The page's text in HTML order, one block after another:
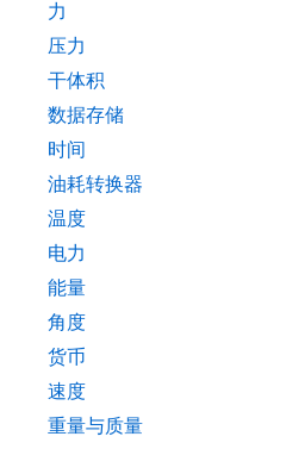
力
压力
干体积
数据存储
时间
油耗转换器
温度
电力
能量
角度
货币
速度
重量与质量